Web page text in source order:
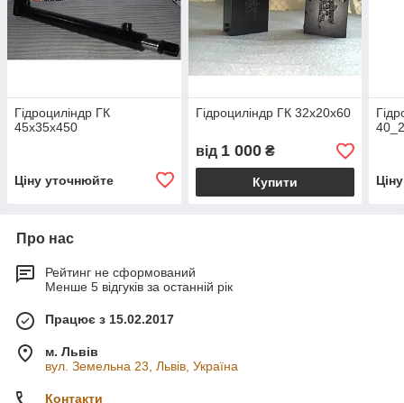
Гідроциліндр ГК
45х35х450
Ціну уточнюйте
Гідроциліндр ГК 32х20х60
від 1 000₴
Купити
Про нас
Рейтинг не сформований
Менше 5 відгуків за останній рік
Працює з 15.02.2017
м. Львів
вул. Земельна 23, Львів, Україна
Контакти